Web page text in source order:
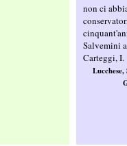
non ci
Salvemini
Carteggi,